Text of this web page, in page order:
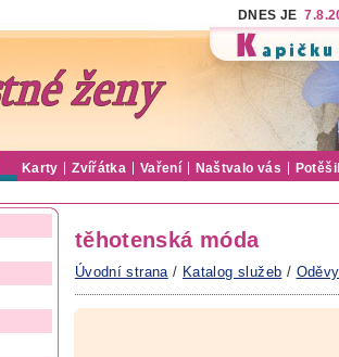
DNES JE
Karty Zvířátka Vaření Naštvalo vás
těhotenská móda
Úvodní strana / Katalog služeb / Oděvy